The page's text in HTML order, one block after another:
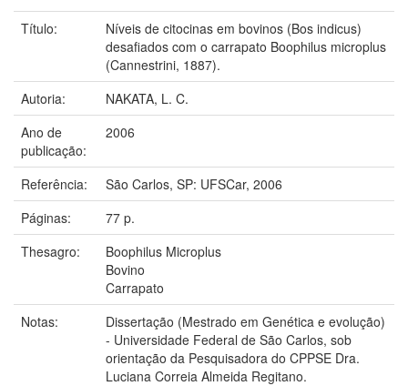
Título:
Níveis de citocinas em bovinos (Bos indicus)
desafiados com o carrapato Boophilus microplus
(Cannestrini, 1887).
Autoria:
NAKATA, L. C.
Ano de
publicação:
2006
Referência:
São Carlos, SP: UFSCar, 2006
Páginas:
77 p.
Thesagro:
Boophilus Microplus
Bovino
Carrapato
Notas:
Dissertação (Mestrado em Genética e evolução)
- Universidade Federal de São Carlos, sob
orientação da Pesquisadora do CPPSE Dra.
Luciana Correia Almeida Regitano.